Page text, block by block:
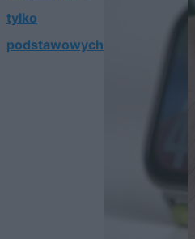
tylko
podstawowych